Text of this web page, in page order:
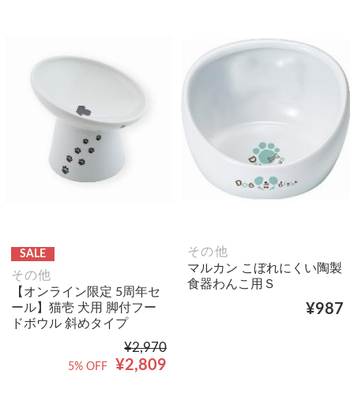
SALE
その他
【オンライン限定 5周年セ
ール】猫壱 犬用 脚付フー
ドボウル 斜めタイプ
¥2,970
¥2,809
5% OFF
その他
マルカン こぼれにくい陶製
食器わんこ用Ｓ
¥987